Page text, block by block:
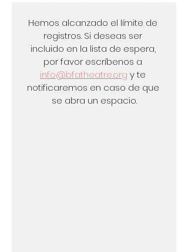
Hemos alcanzado el límite de
registros. Si deseas ser
incluido en la lista de espera,
por favor escríbenos a
info@bfatheatre.org y te
notificaremos en caso de que
se abra un espacio.